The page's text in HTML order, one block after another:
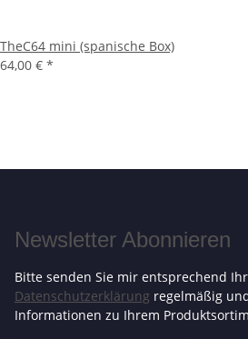
TheC64 mini (spanische Box)
64,00 € *
Newsletter Abonnieren
Bitte senden Sie mir entsprechend
Datenschutzerklärung regelmäßig
Informationen zu Ihrem